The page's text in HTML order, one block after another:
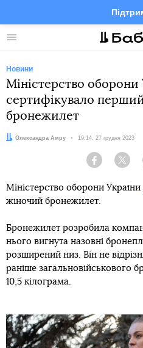
Меню Facebook
Новини
Міністерство оборони
сертифікувало
бронежилет
Автор:
Олександра Амру Дата:
19:14, 27 грудня 2023
Facebook
Міністерство оборони України
жіночий бронежилет.
Бронежилет розробила
нього вигнута назовні
розширений низ. Він не
раніше загальновійськового
10,5 кілограма.